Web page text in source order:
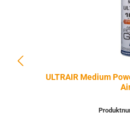
ULTRAIR Medium